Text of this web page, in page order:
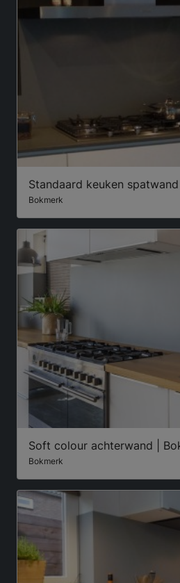
Standaard keuken
Bokmerk
Soft colour achterwand |
Bokmerk